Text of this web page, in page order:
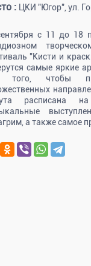
: ЦКИ "Югор", ул.
с 11 до 18
"Кисти и
самые яркие
того, чтобы
расписана
а также самое